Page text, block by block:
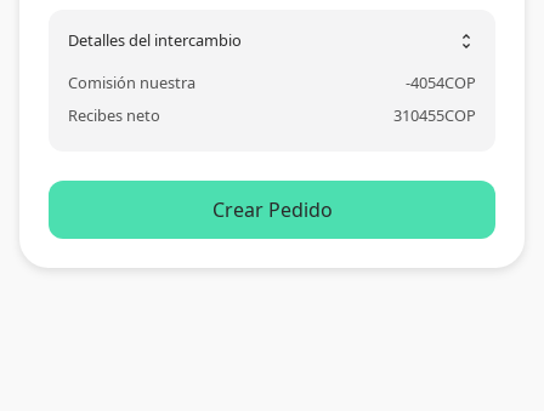
Detalles del intercambio unfold_more
Comisión nuestra -4054COP
Recibes neto
310455COP
Crear Pedido